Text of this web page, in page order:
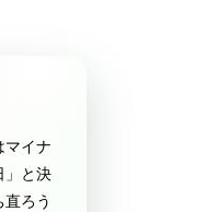
マイナ
」と決
ろう